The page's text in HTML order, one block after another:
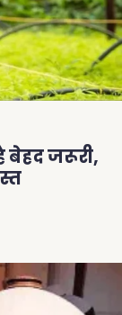
बेहद जरूरी,